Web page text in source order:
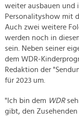
weiter ausbauen und
Personalityshow mit
Auch zwei weitere
werden noch in
sein. Neben seiner
dem WDR-
Redaktion der
für 2023 um.
"Ich bin dem WDR
gibt, den